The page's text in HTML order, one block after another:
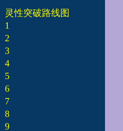
灵性突破路线图
1
2
3
4
5
6
7
8
9